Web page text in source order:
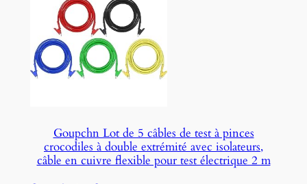
Goupchn Lot de 5 câbles de test à pinces
crocodiles à double extrémité avec isolateurs,
câble en cuivre flexible pour test électrique 2 m